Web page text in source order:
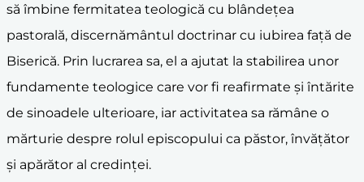
să îmbine fermitatea teologică cu blândețea
pastorală, discernământul doctrinar cu iubirea față de
Biserică. Prin lucrarea sa, el a ajutat la stabilirea unor
fundamente teologice care vor fi reafirmate și întărite
de sinoadele ulterioare, iar activitatea sa rămâne o
mărturie despre rolul episcopului ca păstor, învățător
și apărător al credinței.